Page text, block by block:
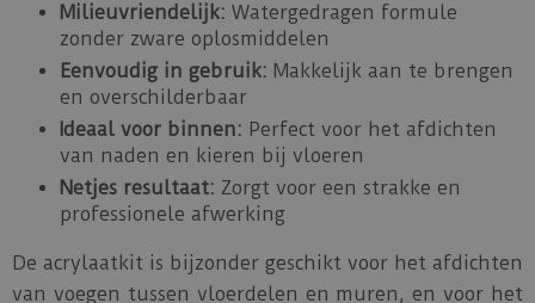
Milieuvriendelijk: Watergedragen formule
zonder zware oplosmiddelen
Eenvoudig in gebruik: Makkelijk aan te brengen
en overschilderbaar
Ideaal voor binnen: Perfect voor het afdichten
van naden en kieren bij vloeren
Netjes resultaat: Zorgt voor een strakke en
professionele afwerking
De acrylaatkit is bijzonder geschikt voor het afdichten
van voegen tussen vloerdelen en muren, en voor het